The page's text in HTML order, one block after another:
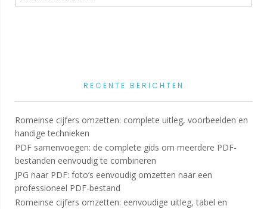
RECENTE BERICHTEN
Romeinse cijfers omzetten: complete uitleg, voorbeelden en
handige technieken
PDF samenvoegen: de complete gids om meerdere PDF-
bestanden eenvoudig te combineren
JPG naar PDF: foto’s eenvoudig omzetten naar een
professioneel PDF-bestand
Romeinse cijfers omzetten: eenvoudige uitleg, tabel en